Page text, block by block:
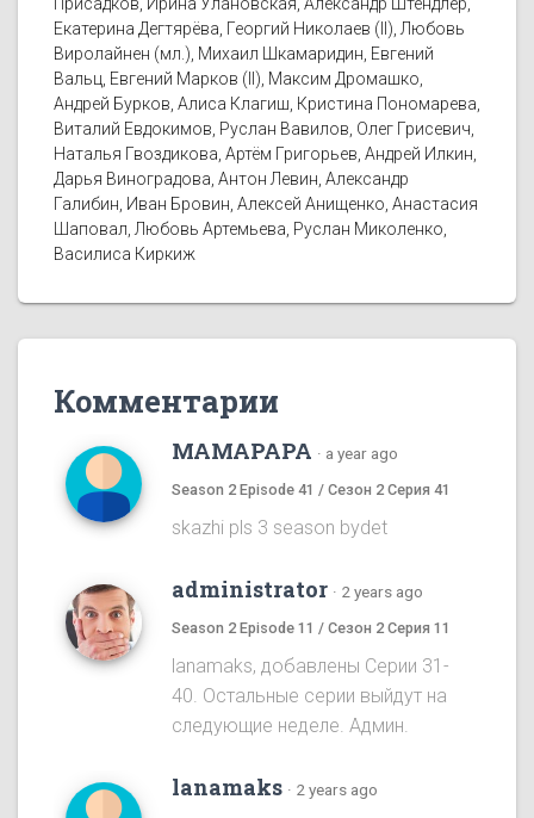
Присадков, Ирина Улановская, Александр Штендлер,
Екатерина Дегтярёва, Георгий Николаев (II), Любовь
Виролайнен (мл.), Михаил Шкамаридин, Евгений
Вальц, Евгений Марков (II), Максим Дромашко,
Андрей Бурков, Алиса Клагиш, Кристина Пономарева,
Виталий Евдокимов, Руслан Вавилов, Олег Грисевич,
Наталья Гвоздикова, Артём Григорьев, Андрей Илкин,
Дарья Виноградова, Антон Левин, Александр
Галибин, Иван Бровин, Алексей Анищенко, Анастасия
Шаповал, Любовь Артемьева, Руслан Миколенко,
Василиса Киркиж
Комментарии
MAMAPAPA · a year ago
Season 2 Episode 41 / Сезон 2 Серия 41
skazhi pls 3 season bydet
administrator · 2 years ago
Season 2 Episode 11 / Сезон 2 Серия 11
lanamaks, добавлены Серии 31-
40. Остальные серии выйдут на
следующие неделе. Админ.
lanamaks · 2 years ago